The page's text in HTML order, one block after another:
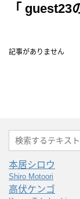
「 guest23
記事がありません
本居シロウ
Shiro Motoori
高伏ケンゴ